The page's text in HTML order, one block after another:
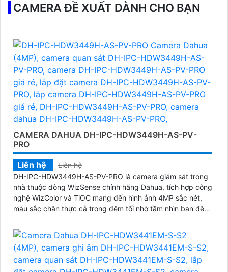
CAMERA ĐỀ XUẤT DÀNH CHO BẠN
CAMERA DAHUA DH-IPC-HDW3449H-AS-PV-
PRO
Liên hệ
Liên hệ
DH-IPC-HDW3449H-AS-PV-PRO là camera giám sát trong
nhà thuộc dòng WizSense chính hãng Dahua, tích hợp công
nghệ WizColor và TiOC mang đến hình ảnh 4MP sắc nét,
màu sắc chân thực cả trong đêm tối nhờ tầm nhìn ban đêm
người và phương tiện bằng AI, đàm thoại hai chiều rõ ràng,
hỗ trợ thẻ nhớ 512GB và cấp nguồn qua PoE giá rẻ